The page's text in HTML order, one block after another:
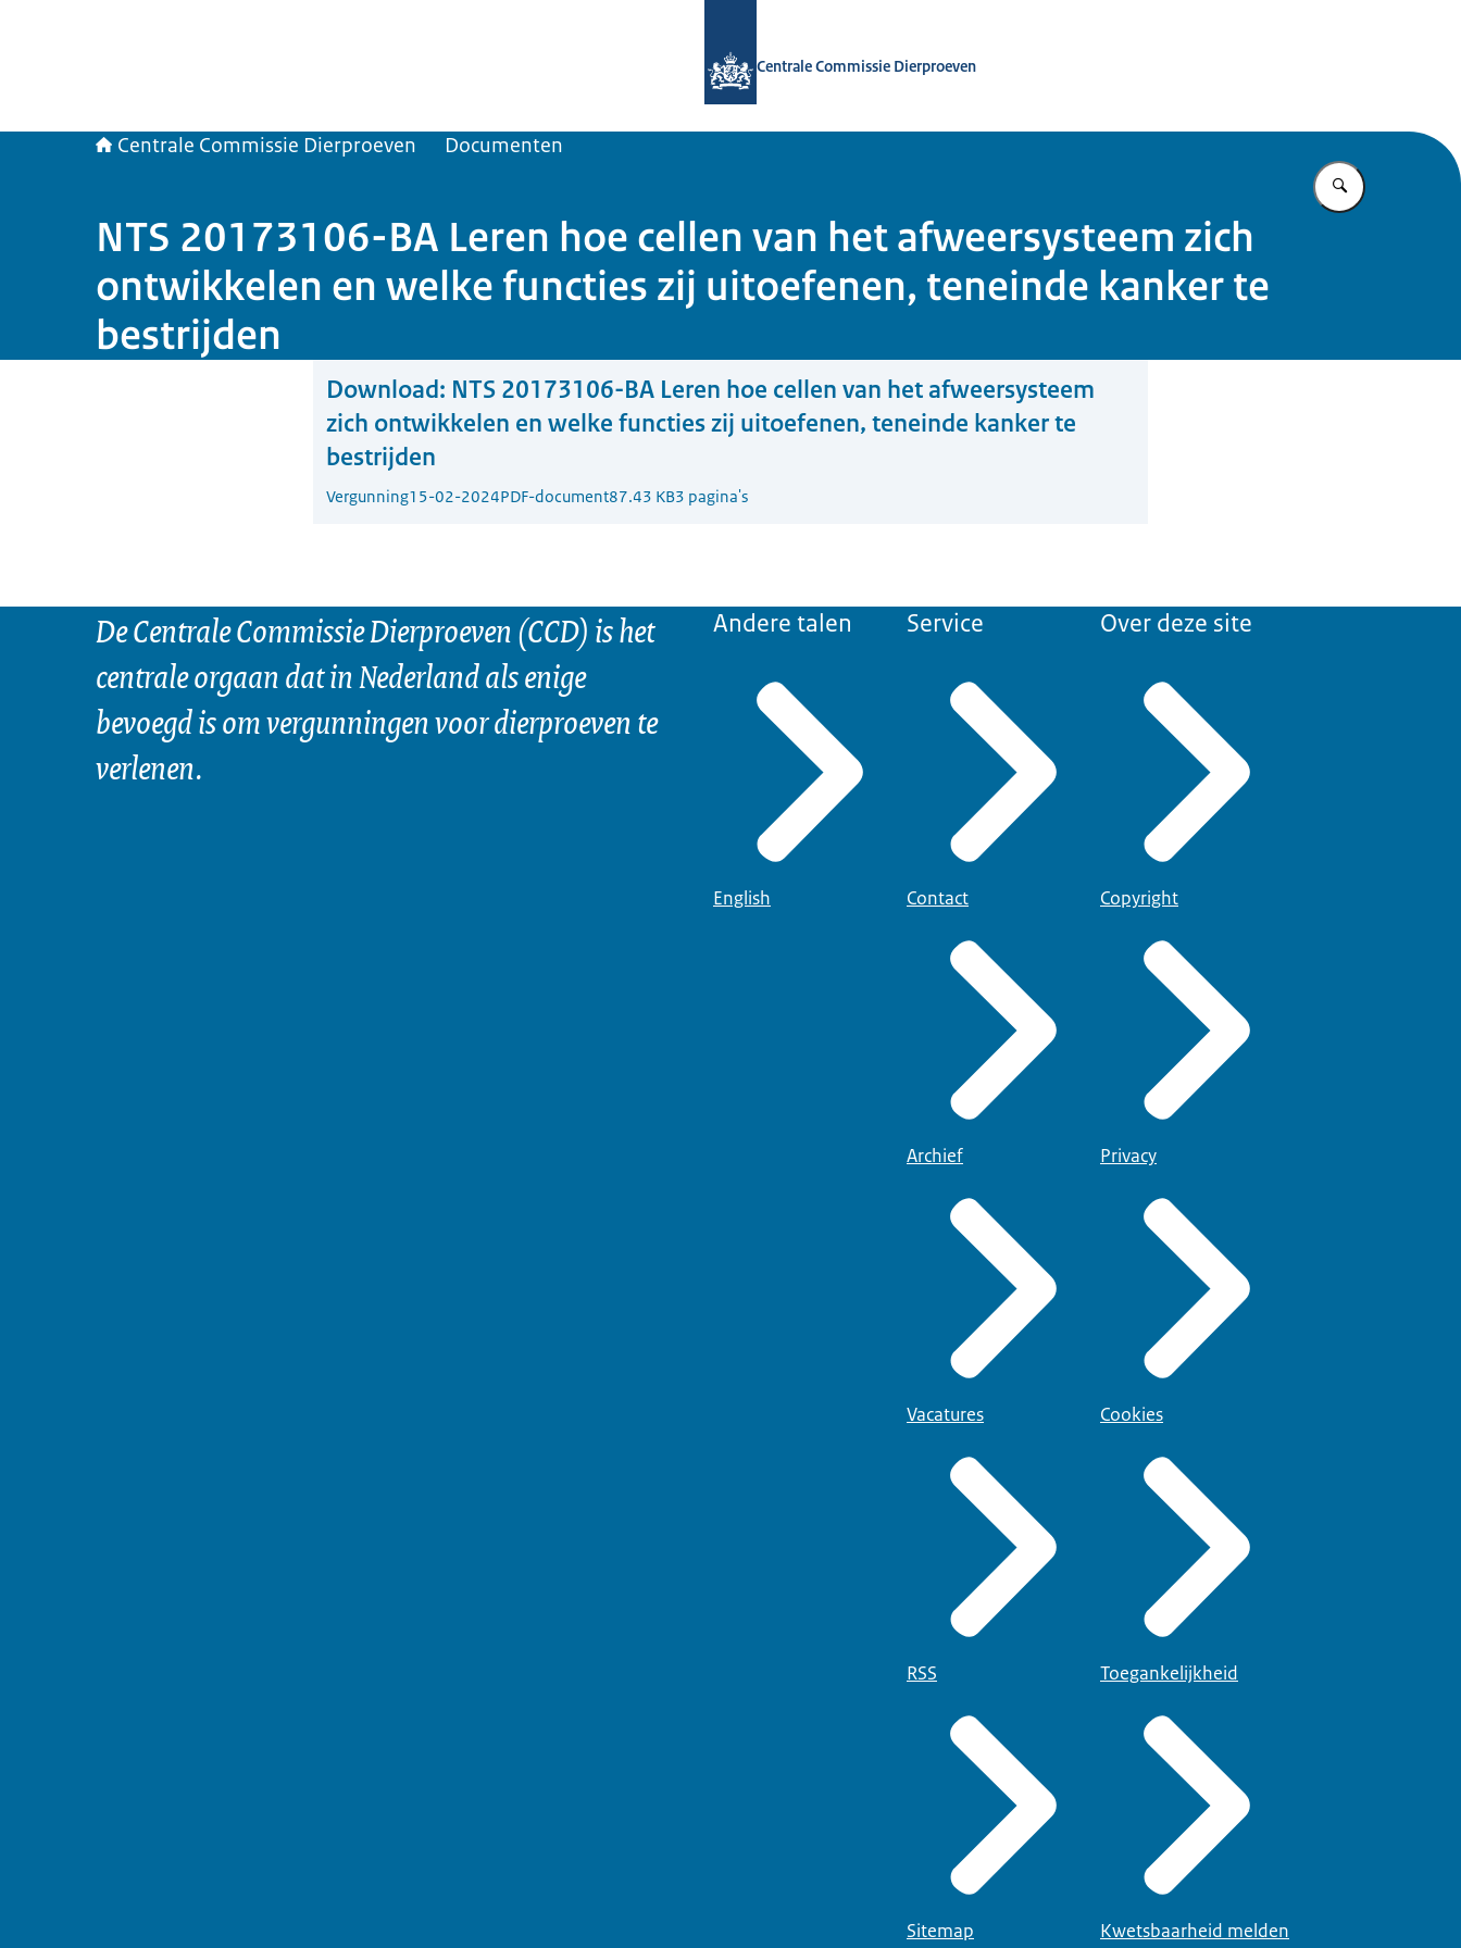
Centrale Commissie Dierproeven
Centrale Commissie Dierproeven Documenten
Vul in wat u
NTS 20173106-BA Leren hoe cellen van het afweersysteem zich
ontwikkelen en welke functies zij uitoefenen, teneinde kanker te
bestrijden
Download: NTS 20173106-BA Leren hoe cellen van het afweersysteem
zich ontwikkelen en welke functies zij uitoefenen, teneinde kanker te
bestrijden
Vergunning15-02-2024PDF-document87.43 KB3 pagina's
De Centrale Commissie Dierproeven (CCD) is het
centrale orgaan dat in Nederland als enige
bevoegd is om vergunningen voor dierproeven te
verlenen.
Andere talen
English
Service
Contact
Archief
Vacatures
RSS
Sitemap
Over deze site
Copyright
Privacy
Cookies
Toegankelijkheid
Kwetsbaarheid melden